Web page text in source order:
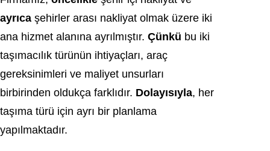
ayrıca şehirler arası nakliyat olmak üzere iki
ana hizmet alanına ayrılmıştır. Çünkü bu iki
taşımacılık türünün ihtiyaçları, araç
gereksinimleri ve maliyet unsurları
birbirinden oldukça farklıdır. Dolayısıyla, her
taşıma türü için ayrı bir planlama
yapılmaktadır.